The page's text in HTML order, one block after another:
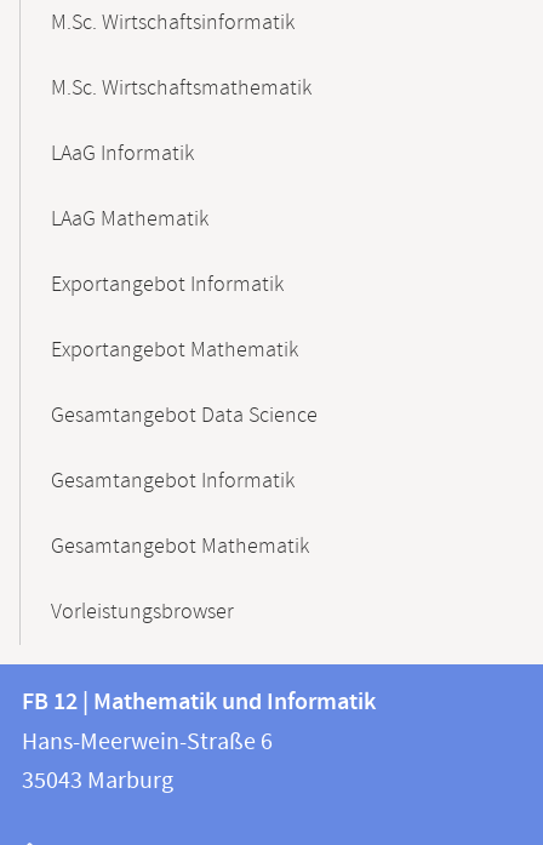
M.Sc. Wirtschaftsinformatik
M.Sc. Wirtschaftsmathematik
LAaG Informatik
LAaG Mathematik
Exportangebot Informatik
Exportangebot Mathematik
Gesamtangebot Data Science
Gesamtangebot Informatik
Gesamtangebot Mathematik
Vorleistungsbrowser
Kontakt
und
Informationen
FB
12
|
FB 12 | Mathematik und Informatik
Hans-Meerwein-Straße 6
35043 Marburg